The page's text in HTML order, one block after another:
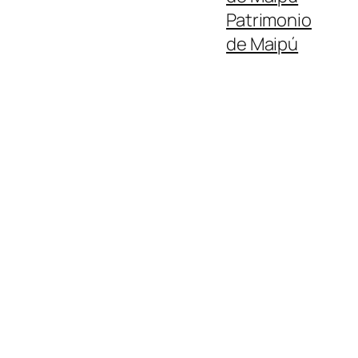
Patrimonio
de Maipú